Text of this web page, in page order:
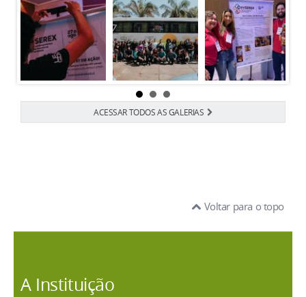
ACESSAR TODOS AS GALERIAS
Voltar para o topo
A Instituição